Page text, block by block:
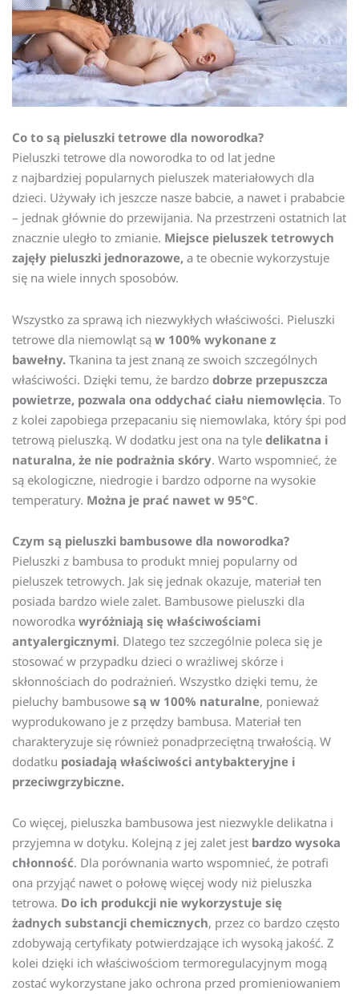
Co to są pieluszki tetrowe dla noworodka?
Pieluszki tetrowe dla noworodka to od lat jedne
z najbardziej popularnych pieluszek materiałowych dla
dzieci. Używały ich jeszcze nasze babcie, a nawet i prababcie
– jednak głównie do przewijania. Na przestrzeni ostatnich lat
znacznie uległo to zmianie. Miejsce pieluszek tetrowych
zajęły pieluszki jednorazowe, a te obecnie wykorzystuje
się na wiele innych sposobów.
Wszystko za sprawą ich niezwykłych właściwości. Pieluszki
tetrowe dla niemowląt są w 100% wykonane z
bawełny. Tkanina ta jest znaną ze swoich szczególnych
właściwości. Dzięki temu, że bardzo dobrze przepuszcza
powietrze, pozwala ona oddychać ciału niemowlęcia. To
z kolei zapobiega przepacaniu się niemowlaka, który śpi pod
tetrową pieluszką. W dodatku jest ona na tyle delikatna i
naturalna, że nie podrażnia skóry. Warto wspomnieć, że
są ekologiczne, niedrogie i bardzo odporne na wysokie
temperatury. Można je prać nawet w 95°C.
Czym są pieluszki bambusowe dla noworodka?
Pieluszki z bambusa to produkt mniej popularny od
pieluszek tetrowych. Jak się jednak okazuje, materiał ten
posiada bardzo wiele zalet. Bambusowe pieluszki dla
noworodka wyróżniają się właściwościami
antyalergicznymi. Dlatego tez szczególnie poleca się je
stosować w przypadku dzieci o wrażliwej skórze i
skłonnościach do podrażnień. Wszystko dzięki temu, że
pieluchy bambusowe są w 100% naturalne, ponieważ
wyprodukowano je z przędzy bambusa. Materiał ten
charakteryzuje się również ponadprzeciętną trwałością. W
dodatku posiadają właściwości antybakteryjne i
przeciwgrzybiczne.
Co więcej, pieluszka bambusowa jest niezwykle delikatna i
przyjemna w dotyku. Kolejną z jej zalet jest bardzo wysoka
chłonność. Dla porównania warto wspomnieć, że potrafi
ona przyjąć nawet o połowę więcej wody niż pieluszka
tetrowa. Do ich produkcji nie wykorzystuje się
żadnych substancji chemicznych, przez co bardzo często
zdobywają certyfikaty potwierdzające ich wysoką jakość. Z
kolei dzięki ich właściwościom termoregulacyjnym mogą
zostać wykorzystane jako ochrona przed promieniowaniem